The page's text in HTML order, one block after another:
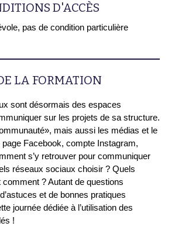
D'ACCÈS
pas de condition particulière
LA FORMATION
sont désormais des espaces
sur les projets de sa structure.
mais aussi les médias et le
Facebook, compte Instagram,
s’y retrouver pour communiquer
réseaux sociaux choisir ? Quels
? Autant de questions
et de bonnes pratiques
journée dédiée à l’utilisation des
!